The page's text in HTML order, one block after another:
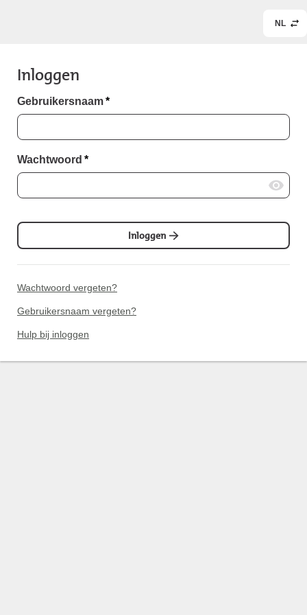
NL
Inloggen
Gebruikersnaam*
Wachtwoord *
Inloggen
Wachtwoord vergeten?
Gebruikersnaam vergeten?
Hulp bij inloggen